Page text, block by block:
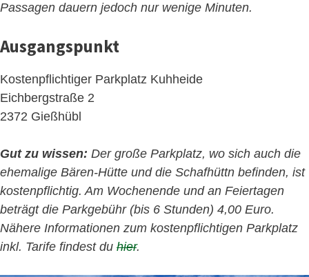
Passagen dauern jedoch nur wenige Minuten.
Ausgangspunkt
Kostenpflichtiger Parkplatz Kuhheide
Eichbergstraße 2
2372 Gießhübl
Gut zu wissen: Der große Parkplatz, wo sich auch die
ehemalige Bären-Hütte und die Schafhüttn befinden, ist
kostenpflichtig. Am Wochenende und an Feiertagen
beträgt die Parkgebühr (bis 6 Stunden) 4,00 Euro.
Nähere Informationen zum kostenpflichtigen Parkplatz
inkl. Tarife findest du hier.